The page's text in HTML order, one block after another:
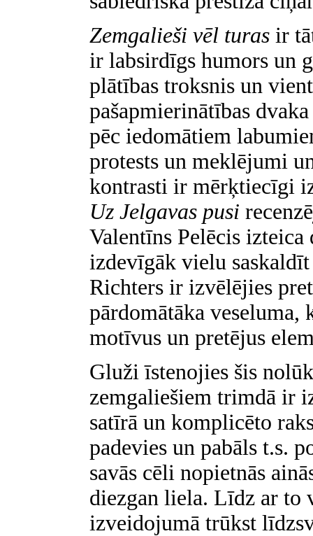
Zemgalieši vēl turas ir
ir labsirdīgs humors un
plātības troksnis un
pašapmierinātības
pēc iedomātiem
protests un meklējumi
kontrasti ir mērķtiecīgi
Uz Jelgavas pusi
Valentīns Pelēcis
izdevīgāk vielu saskaldīt
Richters ir izvēlējies
pārdomātāka veseluma,
motīvus un pretējus
Gluži īstenojies šis
zemgaliešiem trimdā ir
satīrā un komplicēto
padevies un pabāls t.s.
savās cēli nopietnās
diezgan liela. Līdz ar to
izveidojumā trūkst